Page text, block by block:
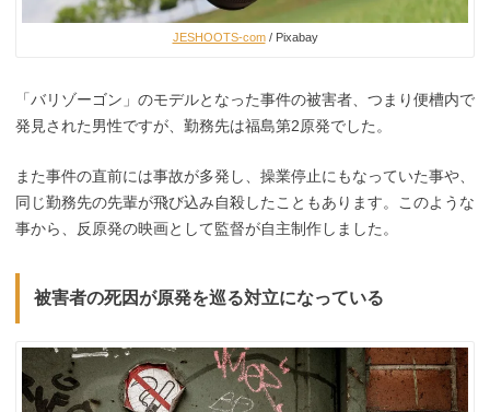
JESHOOTS-com/ Pixabay
「バリゾーゴン」のモデルとなった事件の被害者、つまり便槽内で
発見された男性ですが、勤務先は福島第2原発でした。
また事件の直前には事故が多発し、操業停止にもなっていた事や、
同じ勤務先の先輩が飛び込み自殺したこともあります。このような
事から、反原発の映画として監督が自主制作しました。
被害者の死因が原発を巡る対立になっている